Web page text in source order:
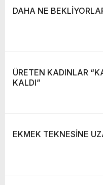
DAHA NE
ÜRETEN KADINLAR
KALDI”
EKMEK TEKNESİNE